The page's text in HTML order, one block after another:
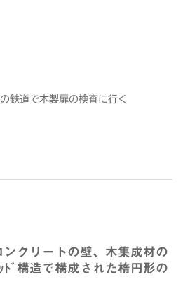
鉄道で木製扉の検査に行く
ンクリートの壁、木集成材の
ﾄﾞ構造で構成された楕円形の